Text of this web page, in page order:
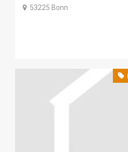
53225 Bonn